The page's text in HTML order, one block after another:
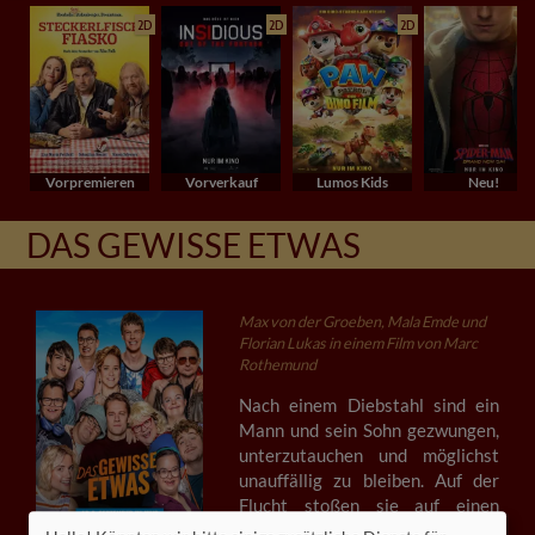
2D
Vorpremieren
2D
Vorverkauf
2D
Lumos Kids Neu!
DAS GEWISSE ETWAS
Max von der Groeben, Mala Emde und
Florian Lukas in einem Film von Marc
Rothemund
Nach einem Diebstahl sind ein
Mann und sein Sohn gezwungen,
unterzutauchen und möglichst
unauffällig zu bleiben. Auf der
Flucht stoßen sie auf einen
Reisebus, in dem eine Gruppe